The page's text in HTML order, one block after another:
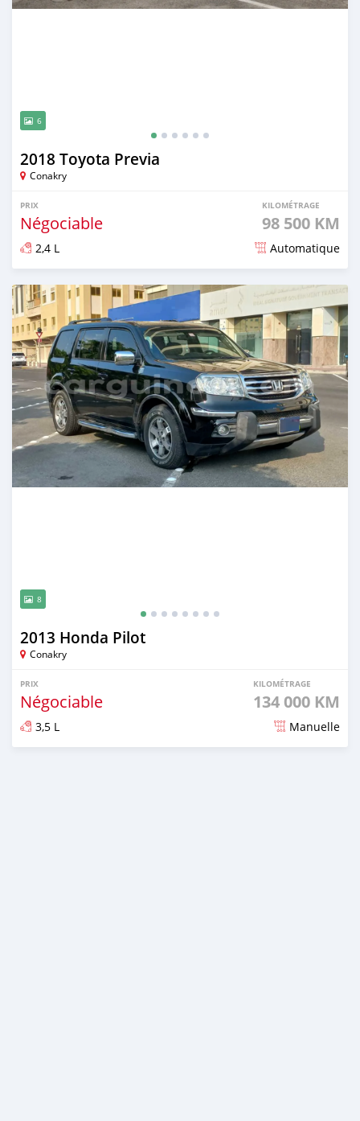
6
2018 Toyota Previa
Conakry
PRIX
Négociable
KILOMÉTRAGE
98 500 KM
2,4 L Automatique
Publié il y a 8 mois
8
2013 Honda Pilot
Conakry
PRIX
Négociable
KILOMÉTRAGE
134 000 KM
3,5 L Manuelle